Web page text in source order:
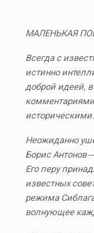
МАЛЕНЬКАЯ
Всегда с
истинно
доброй идеей,
комментариями
историческими.
Неожиданно
Борис Антонов
Его перу
известных
режима
волнующее